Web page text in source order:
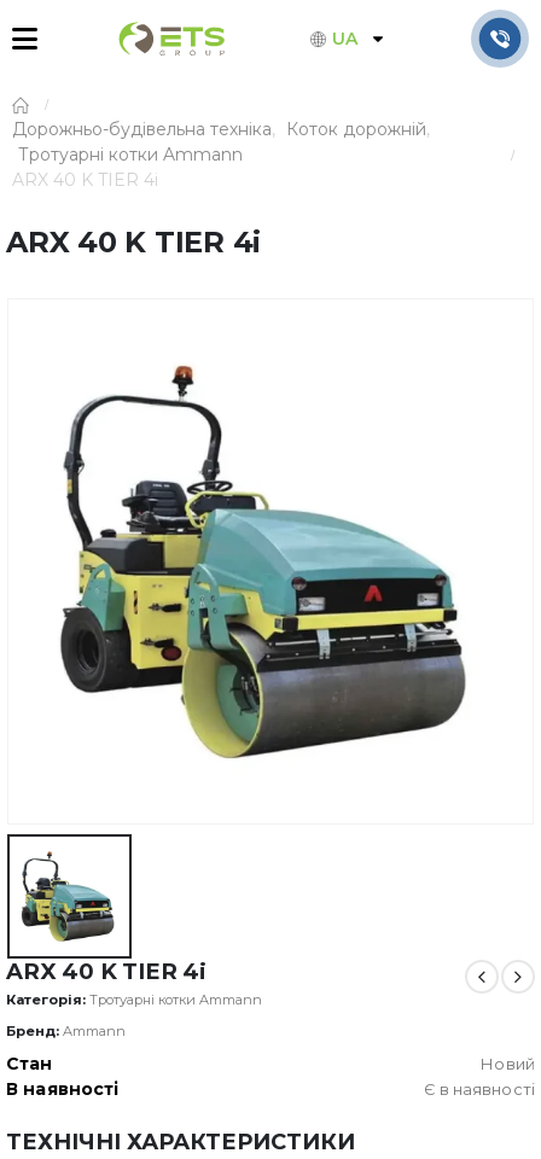
UA
Дорожньо-будівельна техніка, Коток дорожній,
Тротуарні котки Ammann
ARX 40 K TIER 4i
ARX 40 K TIER 4i
ARX 40 K TIER 4i
Категорія: Тротуарні котки Ammann
Бренд: Ammann
Стан Новий
В наявності Є в наявності
ТЕХНІЧНІ ХАРАКТЕРИСТИКИ